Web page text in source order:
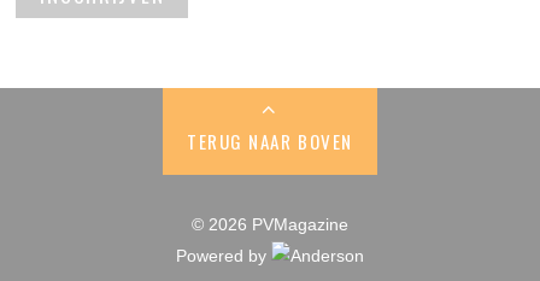
TERUG NAAR BOVEN
© 2026 PVMagazine
Powered by